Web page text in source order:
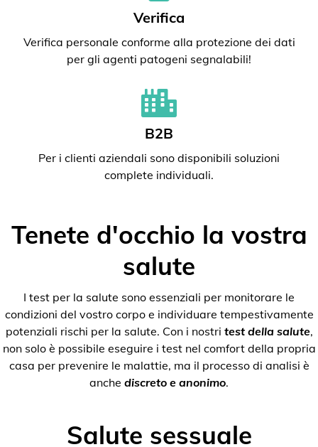
Verifica
Verifica personale conforme alla protezione dei dati
per gli agenti patogeni segnalabili!
B2B
Per i clienti aziendali sono disponibili soluzioni
complete individuali.
Tenete d'occhio la vostra
salute
I test per la salute sono essenziali per monitorare le
condizioni del vostro corpo e individuare tempestivamente
potenziali rischi per la salute. Con i nostri test della salute,
non solo è possibile eseguire i test nel comfort della propria
casa per prevenire le malattie, ma il processo di analisi è
anche discreto e anonimo.
Salute sessuale